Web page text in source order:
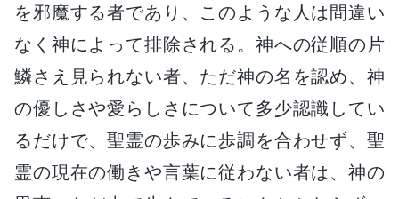
を邪魔する者であり、このような人は間違い
なく神によって排除される。神への従順の片
鱗さえ見られない者、ただ神の名を認め、神
の優しさや愛らしさについて多少認識してい
るだけで、聖霊の歩みに歩調を合わせず、聖
霊の現在の働きや言葉に従わない者は、神の